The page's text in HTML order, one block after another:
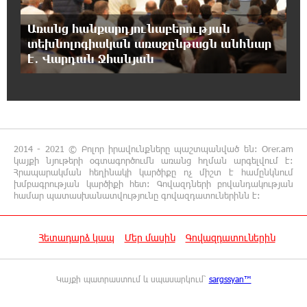
ԱՄՆ Սենատը մեծամասնությամբ ընդունել է
Ռուսաստանի և Իրանի դեմ
պատժամիջոցների ընդլայնման օրինագիծը
0:00:14 8-08-2026
ներկայացրել Թուրքիայում
Երևանյան լճում իրականացվել են մաքրման
աշխատանքներ
Էտնա հրաբուխը
22:59:55 7-08-2026
Առանց հանքարդյունաբերության
տեխնոլոգիական առաջընթացն անհնար
է․ Վարդան Ջհանյան
2014 - 2021 © Բոլոր իրավունքները պաշտպանված են: Orer.am
կայքի նյութերի օգտագործումն առանց հղման արգելվում է:
Հրապարակման հեղինակի կարծիքը ոչ միշտ է համընկնում
խմբագրության կարծիքի հետ: Գովազդների բովանդակության
համար պատասխանատվությունը գովազդատուներինն է:
Հետադարձ կապ Մեր մասին Գովազդատուներին
Կայքի պատրաստում և սպասարկում՝ sargssyan™